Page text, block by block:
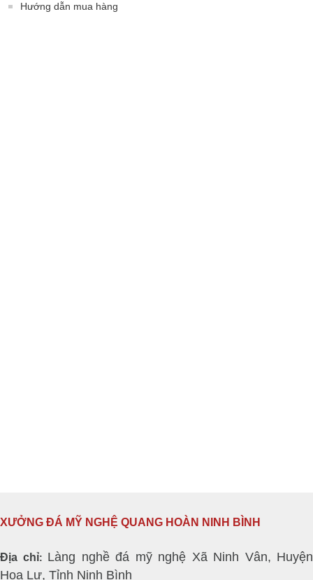
Hướng dẫn mua hàng
XƯỞNG ĐÁ MỸ NGHỆ QUANG HOÀN NINH BÌNH
Địa chỉ: Làng nghề đá mỹ nghệ Xã Ninh Vân, Huyện
Hoa Lư, Tỉnh Ninh Bình